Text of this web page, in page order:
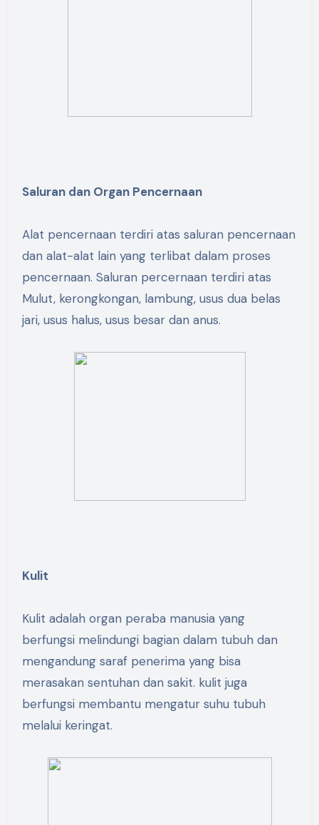
Saluran dan Organ Pencernaan
Alat pencernaan terdiri atas saluran pencernaan
dan alat-alat lain yang terlibat dalam proses
pencernaan. Saluran percernaan terdiri atas
Mulut, kerongkongan, lambung, usus dua belas
jari, usus halus, usus besar dan anus.
Kulit
Kulit adalah organ peraba manusia yang
berfungsi melindungi bagian dalam tubuh dan
mengandung saraf penerima yang bisa
merasakan sentuhan dan sakit. kulit juga
berfungsi membantu mengatur suhu tubuh
melalui keringat.